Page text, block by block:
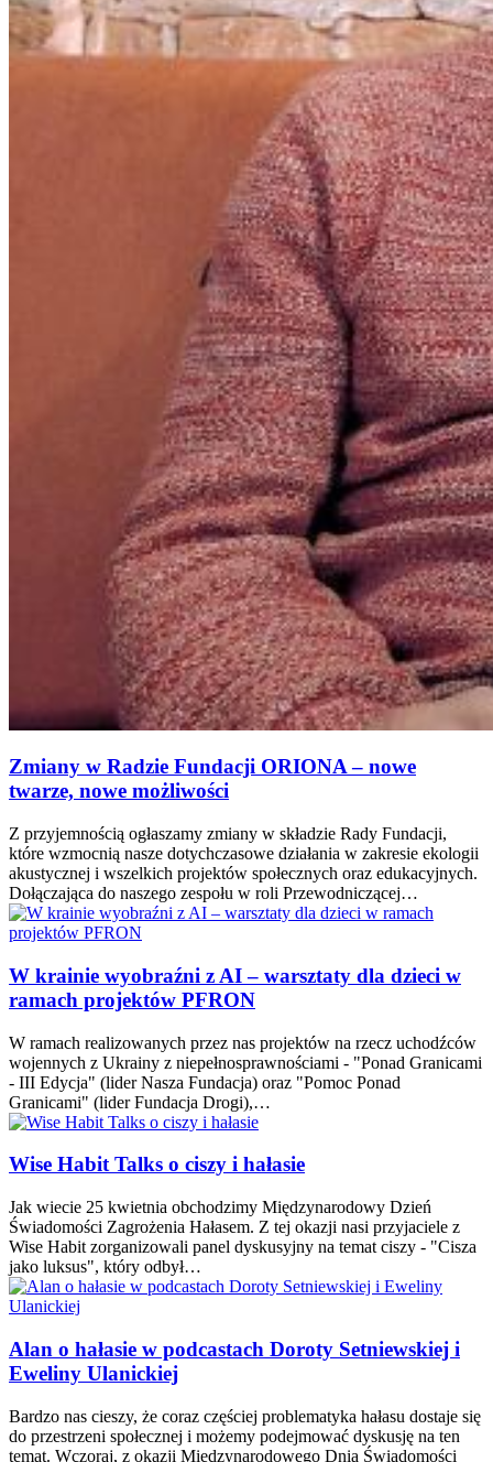
Zmiany w Radzie Fundacji ORIONA – nowe
twarze, nowe możliwości
Z przyjemnością ogłaszamy zmiany w składzie Rady Fundacji,
które wzmocnią nasze dotychczasowe działania w zakresie ekologii
akustycznej i wszelkich projektów społecznych oraz edukacyjnych.
Dołączająca do naszego zespołu w roli Przewodniczącej…
W krainie wyobraźni z AI – warsztaty dla dzieci w
ramach projektów PFRON
W ramach realizowanych przez nas projektów na rzecz uchodźców
wojennych z Ukrainy z niepełnosprawnościami - "Ponad Granicami
- III Edycja" (lider Nasza Fundacja) oraz "Pomoc Ponad
Granicami" (lider Fundacja Drogi),…
Wise Habit Talks o ciszy i hałasie
Jak wiecie 25 kwietnia obchodzimy Międzynarodowy Dzień
Świadomości Zagrożenia Hałasem. Z tej okazji nasi przyjaciele z
Wise Habit zorganizowali panel dyskusyjny na temat ciszy - "Cisza
jako luksus", który odbył…
Alan o hałasie w podcastach Doroty Setniewskiej i
Eweliny Ulanickiej
Bardzo nas cieszy, że coraz częściej problematyka hałasu dostaje się
do przestrzeni społecznej i możemy podejmować dyskusję na ten
temat. Wczoraj, z okazji Międzynarodowego Dnia Świadomości